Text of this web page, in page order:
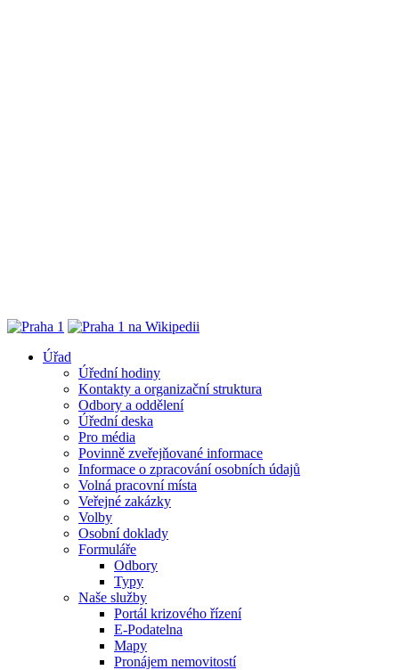
Úřad
Úřední hodiny
Kontakty a organizační struktura
Odbory a oddělení
Úřední deska
Pro média
Povinně zveřejňované informace
Informace o zpracování osobních údajů
Volná pracovní místa
Veřejné zakázky
Volby
Osobní doklady
Formuláře
Odbory
Typy
Naše služby
Portál krizového řízení
E-Podatelna
Mapy
Pronájem nemovitostí